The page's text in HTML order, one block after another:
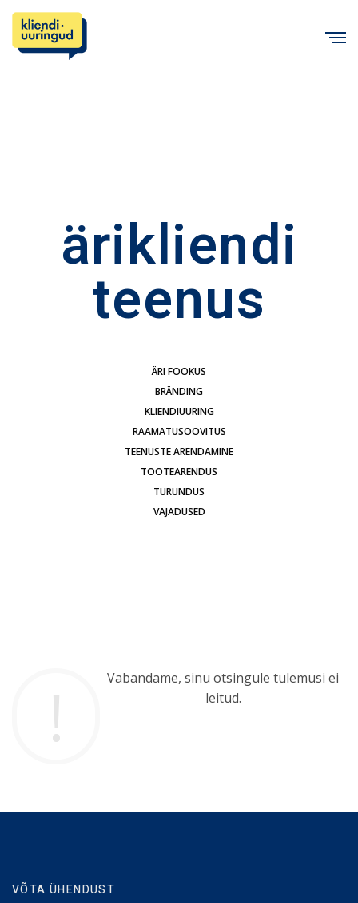
ärikliendi
teenus
ÄRI FOOKUS
BRÄNDING
KLIENDIUURING
RAAMATUSOOVITUS
TEENUSTE ARENDAMINE
TOOTEARENDUS
TURUNDUS
VAJADUSED
Vabandame, sinu otsingule tulemusi ei
leitud.
VÕTA ÜHENDUST